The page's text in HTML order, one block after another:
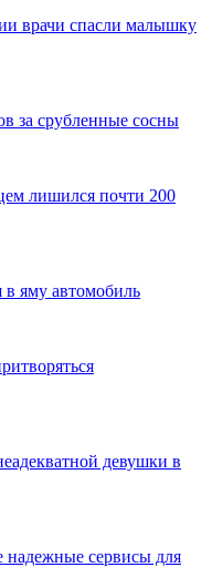
врачи спасли малышку
за срубленные сосны
лишился почти 200
яму автомобиль
девушки в
надежные сервисы для